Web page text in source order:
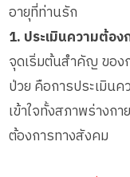
อายุที่ท่านรัก
1. ประเมินความต้อ
จุดเริ่มต้นสำคัญ ของ
ป่วย คือการประเมินค
เข้าใจทั้งสภาพร่างก
ต้องการทางสังคม